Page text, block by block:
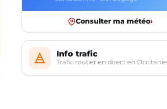
Consulter ma météo›
Info trafic
Trafic routier en direct en Occitanie